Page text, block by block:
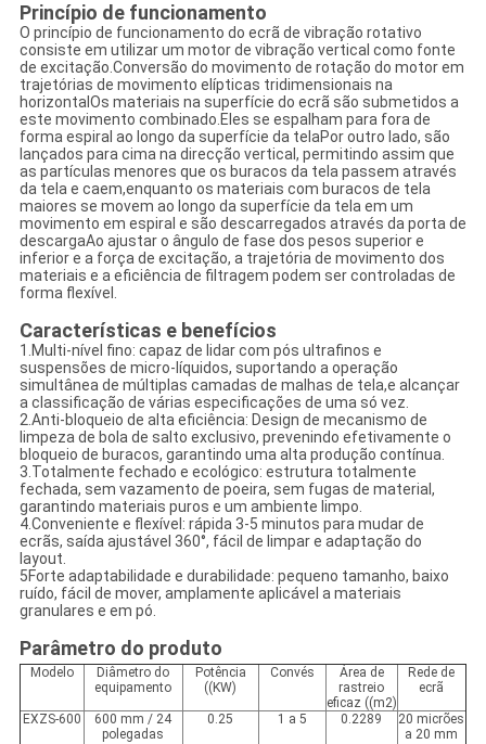
Princípio de funcionamento
O princípio de funcionamento do ecrã de vibração rotativo
consiste em utilizar um motor de vibração vertical como fonte
de excitação.Conversão do movimento de rotação do motor em
trajetórias de movimento elípticas tridimensionais na
horizontalOs materiais na superfície do ecrã são submetidos a
este movimento combinado.Eles se espalham para fora de
forma espiral ao longo da superfície da telaPor outro lado, são
lançados para cima na direcção vertical, permitindo assim que
as partículas menores que os buracos da tela passem através
da tela e caem,enquanto os materiais com buracos de tela
maiores se movem ao longo da superfície da tela em um
movimento em espiral e são descarregados através da porta de
descargaAo ajustar o ângulo de fase dos pesos superior e
inferior e a força de excitação, a trajetória de movimento dos
materiais e a eficiência de filtragem podem ser controladas de
forma flexível.
Características e benefícios
1.Multi-nível fino: capaz de lidar com pós ultrafinos e
suspensões de micro-líquidos, suportando a operação
simultânea de múltiplas camadas de malhas de tela,e alcançar
a classificação de várias especificações de uma só vez.
2.Anti-bloqueio de alta eficiência: Design de mecanismo de
limpeza de bola de salto exclusivo, prevenindo efetivamente o
bloqueio de buracos, garantindo uma alta produção contínua.
3.Totalmente fechado e ecológico: estrutura totalmente
fechada, sem vazamento de poeira, sem fugas de material,
garantindo materiais puros e um ambiente limpo.
4.Conveniente e flexível: rápida 3-5 minutos para mudar de
ecrãs, saída ajustável 360°, fácil de limpar e adaptação do
layout.
5Forte adaptabilidade e durabilidade: pequeno tamanho, baixo
ruído, fácil de mover, amplamente aplicável a materiais
granulares e em pó.
Parâmetro do produto
Modelo
Diâmetro do
equipamento
Potência
((KW)
Convés
Área de
rastreio
eficaz ((m2)
Rede de
ecrã
EXZS-600
600 mm / 24
polegadas
0.25 1 a 5 0.2289
20 micrões
a 20 mm